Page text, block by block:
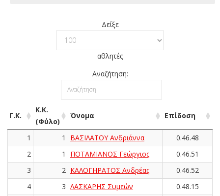
Δείξε
αθλητές
Αναζήτηση:
Γ.Κ.
Κ.Κ.
(Φύλο)
Όνομα Επίδοση
1 1 ΒΑΣΙΛΑΤΟΥ Ανδριάννα
0.46.48
2
1 ΠΟΤΑΜΙΑΝΟΣ Γεώργιος
0.46.51
3
2 ΚΑΛΟΓΗΡΑΤΟΣ Ανδρέας
0.46.52
4
3 ΛΑΣΚΑΡΗΣ Συμεών
0.48.15